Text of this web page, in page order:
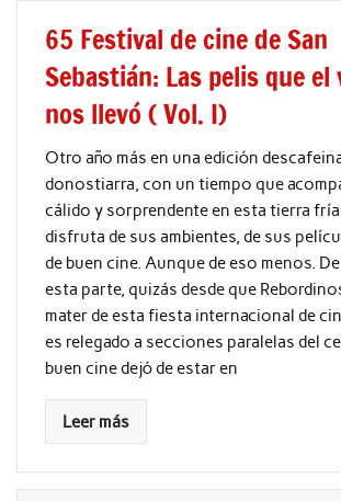
65 Festival de cine de San
Sebastián: Las pelis que el
nos llevó ( Vol. I)
Otro año más en una edición
donostiarra, con un tiempo que
cálido y sorprendente en esta tierra
disfruta de sus ambientes, de sus
de buen cine. Aunque de eso menos.
esta parte, quizás desde que
mater de esta fiesta internacional de
es relegado a secciones paralelas del
buen cine dejó de estar en
Leer más